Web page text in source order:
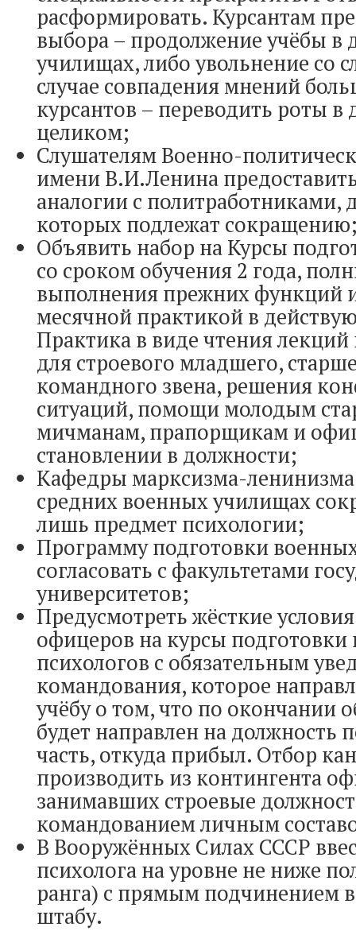
расформировать. Курсантам
выбора – продолжение учёбы в
училищах, либо увольнение со
случае совпадения мнений
курсантов – переводить роты в
целиком;
Слушателям Военно-
имени В.И.Ленина
аналогии с политработниками,
которых подлежат
Объявить набор на Курсы
со сроком обучения 2 года,
выполнения прежних функций
месячной практикой в
Практика в виде чтения
для строевого младшего,
командного звена, решения
ситуаций, помощи молодым
мичманам, прапорщикам и
становлении в должности;
Кафедры марксизма-
средних военных училищах
лишь предмет психологии;
Программу подготовки
согласовать с факультетами
университетов;
Предусмотреть жёсткие
офицеров на курсы
психологов с обязательным
командования, которое
учёбу о том, что по окончании
будет направлен на должность
часть, откуда прибыл. Отбор
производить из контингента
занимавших строевые
командованием личным
В Вооружённых Силах СССР
психолога на уровне не ниже
ранга) с прямым подчинением
штабу.